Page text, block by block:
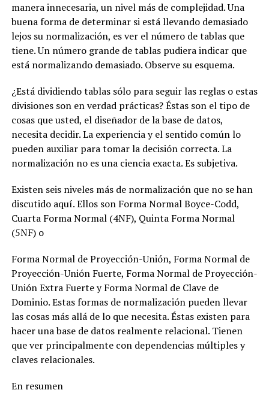
manera innecesaria, un nivel más de complejidad. Una
buena forma de determinar si está llevando demasiado
lejos su normalización, es ver el número de tablas que
tiene. Un número grande de tablas pudiera indicar que
está normalizando demasiado. Observe su esquema.
¿Está dividiendo tablas sólo para seguir las reglas o estas
divisiones son en verdad prácticas? Éstas son el tipo de
cosas que usted, el diseñador de la base de datos,
necesita decidir. La experiencia y el sentido común lo
pueden auxiliar para tomar la decisión correcta. La
normalización no es una ciencia exacta. Es subjetiva.
Existen seis niveles más de normalización que no se han
discutido aquí. Ellos son Forma Normal Boyce-Codd,
Cuarta Forma Normal (4NF), Quinta Forma Normal
(5NF) o
Forma Normal de Proyección-Unión, Forma Normal de
Proyección-Unión Fuerte, Forma Normal de Proyección-
Unión Extra Fuerte y Forma Normal de Clave de
Dominio. Estas formas de normalización pueden llevar
las cosas más allá de lo que necesita. Éstas existen para
hacer una base de datos realmente relacional. Tienen
que ver principalmente con dependencias múltiples y
claves relacionales.
En resumen